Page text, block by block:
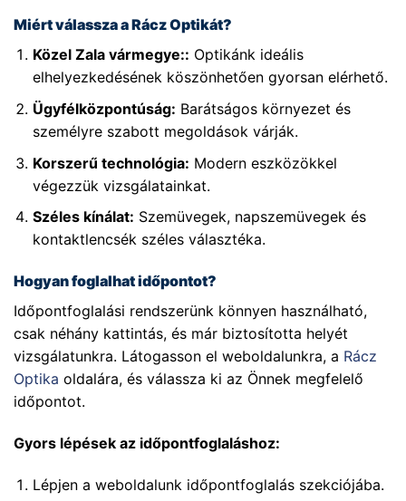
Miért válassza a Rácz Optikát?
Közel Zala vármegye:: Optikánk ideális
elhelyezkedésének köszönhetően gyorsan elérhető.
Ügyfélközpontúság: Barátságos környezet és
személyre szabott megoldások várják.
Korszerű technológia: Modern eszközökkel
végezzük vizsgálatainkat.
Széles kínálat: Szemüvegek, napszemüvegek és
kontaktlencsék széles választéka.
Hogyan foglalhat időpontot?
Időpontfoglalási rendszerünk könnyen használható,
csak néhány kattintás, és már biztosította helyét
vizsgálatunkra. Látogasson el weboldalunkra, a Rácz
Optika oldalára, és válassza ki az Önnek megfelelő
időpontot.
Gyors lépések az időpontfoglaláshoz:
Lépjen a weboldalunk időpontfoglalás szekciójába.